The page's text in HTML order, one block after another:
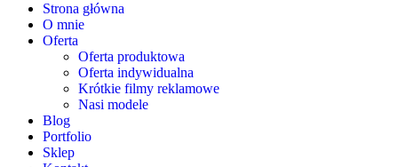
Strona główna
O mnie
Oferta
Oferta produktowa
Oferta indywidualna
Krótkie filmy reklamowe
Nasi modele
Blog
Portfolio
Sklep